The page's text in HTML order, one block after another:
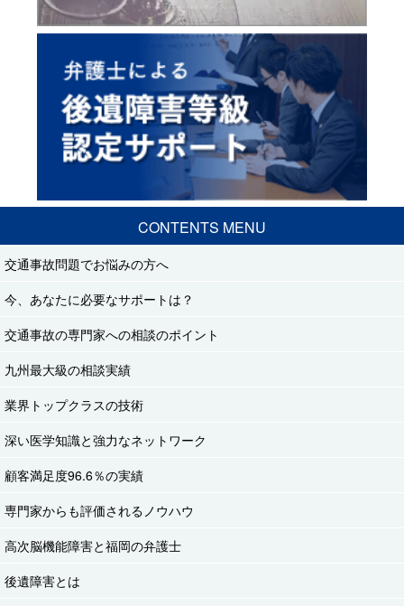
CONTENTS MENU
交通事故問題でお悩みの方へ
今、あなたに必要なサポートは？
交通事故の専門家への相談のポイント
九州最大級の相談実績
業界トップクラスの技術
深い医学知識と強力なネットワーク
顧客満足度96.6％の実績
専門家からも評価されるノウハウ
高次脳機能障害と福岡の弁護士
後遺障害とは